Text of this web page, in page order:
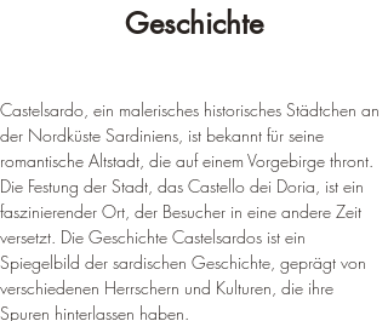
Geschichte
Castelsardo, ein malerisches historisches Städtchen an
der Nordküste Sardiniens, ist bekannt für seine
romantische Altstadt, die auf einem Vorgebirge thront.
Die Festung der Stadt, das Castello dei Doria, ist ein
faszinierender Ort, der Besucher in eine andere Zeit
versetzt. Die Geschichte Castelsardos ist ein
Spiegelbild der sardischen Geschichte, geprägt von
verschiedenen Herrschern und Kulturen, die ihre
Spuren hinterlassen haben.